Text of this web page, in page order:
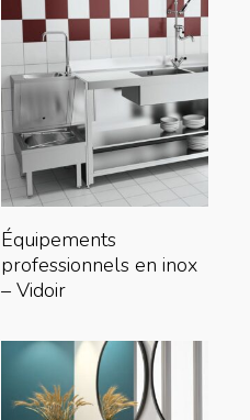
Lire La Suite
Équipements
professionnels en inox
– Vidoir